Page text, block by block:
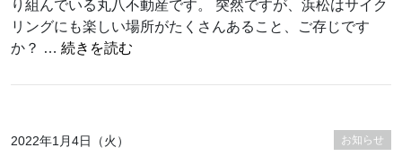
り組んでいる丸八不動産です。 突然ですが、浜松はサイク
リングにも楽しい場所がたくさんあること、ご存じです
か？ … 続きを読む
2022年1月4日（火） お知らせ